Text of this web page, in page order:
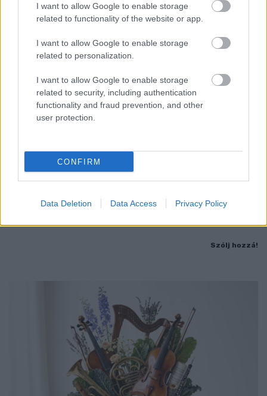
I want to allow Google to enable storage
related to functionality of the website or app.
I want to allow Google to enable storage
related to personalization.
I want to allow Google to enable storage
related to security, including authentication
functionality and fraud prevention, and other
user protection.
CONFIRM
Data Deletion Data Access Privacy Policy
BAROKK POMPÁBA ÖLTÖZIK A BELVÁROS:
HÉTVÉGÉN RENDEZIK MEG A XXXIII. GYŐRI BAROKK
ESKÜVŐT
Jubileumi fogadalom megerősítés, történelmi felvonulás,
tűzshow és vezetett séták is várják az érdeklődőket augusztus
7–8-án.
Szólj hozzá!